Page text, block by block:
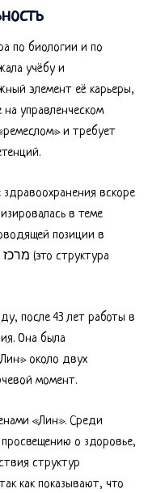
по биологии и по
учёбу и
элемент её карьеры,
управленческом
и требует
вскоре
в теме
позиции в
после 43 лет работы в
Она была
около двух
момент.
«Лин». Среди
о здоровье,
структур
как показывают, что